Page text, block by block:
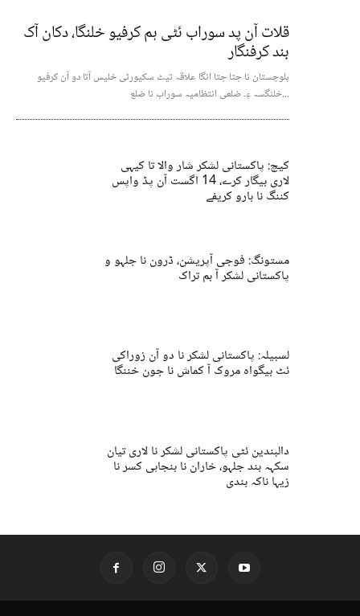
قلات آن پد سوراب ئٹی ہم کرفیو خلنگا، دکان آک
بند کرفنگار
بلوچستان نا جتا جتا انگا علاقہ تیٹ سکیورٹی خلیس آتا دو آن کرفیو
خلنگسہ ءِ۔ ضلعی انتظامیہ سوراب نا ضلع...
کیچ: پاکستانی لشکر شار والا تا کیہی
لاری بیگار کرے، 14 اگست آن پڈ واپس
کننگ نا بارو کریفے
مستونگ: فوجی آپریشن، ڈرون نا جلہو و
پاکستانی لشکر آ بم تراک
لسبیلہ: پاکستانی لشکر نا دو آن زوراکی
ئٹ بیگواہ مروک آ کماش نا جون خننگا
دالبندین ئٹی پاکستانی لشکر نا لاری تیان
سکہہ بند جلہو، خاران نا بنجاہی کسر نا
زیہا ناکہ بندی